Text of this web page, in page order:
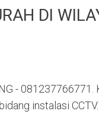
DI
-
instalasi CCTV.